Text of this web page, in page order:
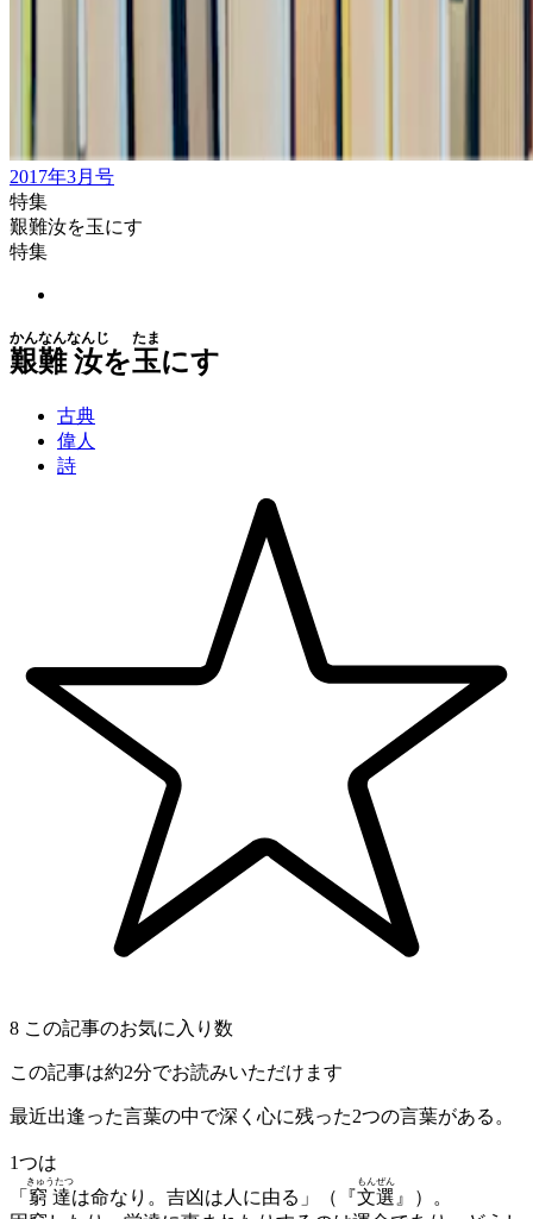
2017年3月号
特集
艱難汝を玉にす
特集
艱難
かんなん
汝
なんじ
を玉
たま
にす
古典
偉人
詩
8 この記事のお気に入り数
この記事は約2分でお読みいただけます
最近出逢った言葉の中で深く心に残った2つの言葉がある。
1つは
「 窮達
きゅうたつ
は命なり。吉凶は人に由る」（『文選
もんぜん
』）。